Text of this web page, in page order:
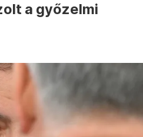
a győzelmi